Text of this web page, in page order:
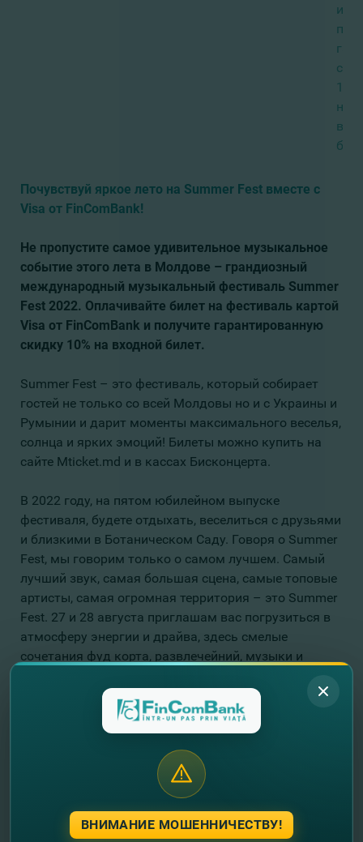
и
10%
на
Почувствуй яркое лето на Summer Fest вместе с
Visa от FinComBank!
Не пропустите самое удивительное музыкальное
событие этого лета в Молдове – грандиозный
международный музыкальный фестиваль Summer
Fest 2022. Оплачивайте билет на фестиваль картой
Visa от FinComBank и получите гарантированную
скидку 10% на входной билет.
Summer Fest – это фестиваль, который собирает
гостей не только со всей Молдовы но и с Украины и
Румынии и дарит моменты максимального веселья,
солнца и ярких эмоций! Билеты можно купить на
сайте Mticket.md и в кассах Бисконцерта.
В 2022 году, на пятом юбилейном выпуске
фестиваля, будете отдыхать, веселиться с друзьями
и близкими в Ботаническом Саду. Говоря о Summer
Fest, мы говорим только о самом лучшем. Самый
лучший звук, самая большая сцена, самые топовые
артисты, самая огромная территория – это Summer
Fest. 27 и 28 августа приглашам вас погрузиться в
атмосферу энергии и драйва, здесь смелые
сочетания фуд корта, развлечейний, музыки и
Детали можете узнать ЗДЕСЬ.
картыVisa от
можете
открыть ее
несколько
кликов:
- выберите желаемую карту Visa
- откройте ее онлайн
ВНИМАНИЕ МОШЕННИЧЕСТВУ!